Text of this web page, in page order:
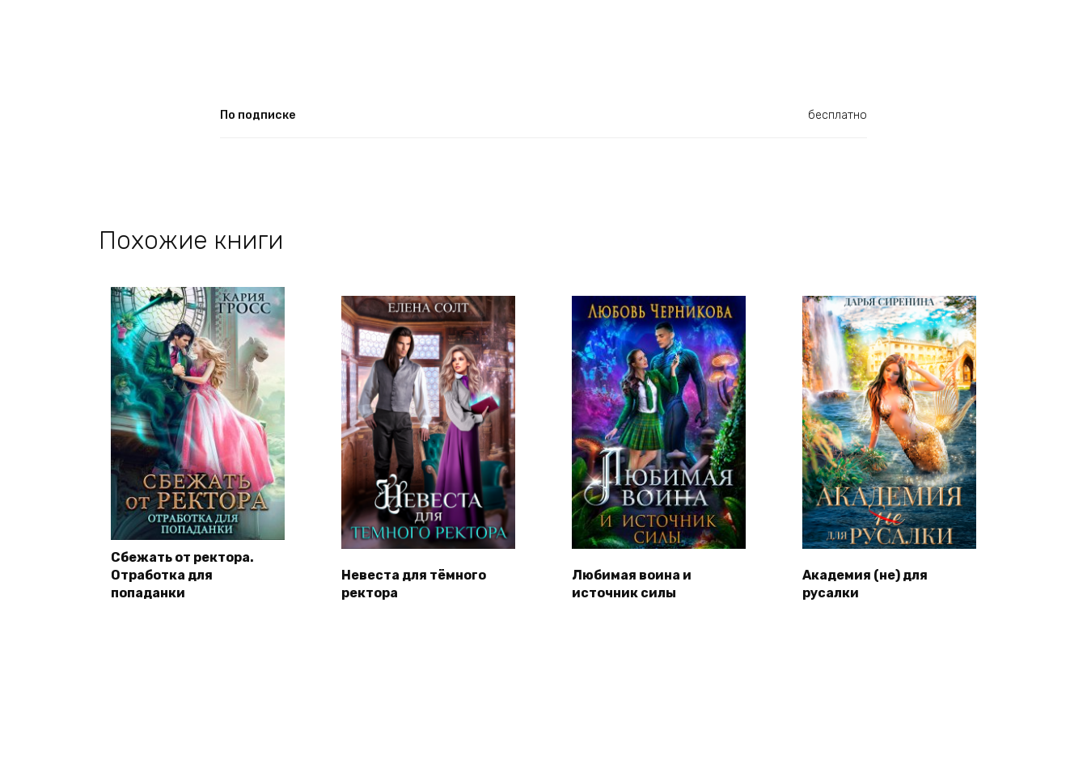
По подписке бесплатно
Похожие книги
Сбежать от ректора.
Отработка для
попаданки
Невеста для тёмного
ректора
Любимая воина и
источник силы
Академия (не) для
русалки